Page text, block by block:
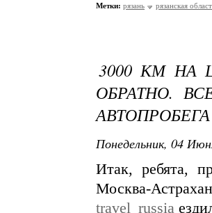
Метки: рязань рязанская
3000 КМ НА
ОБРАТНО.
АВТОПРОБЕГА
Понедельник, 04
Итак, ребята,
Москва-
travel_russia